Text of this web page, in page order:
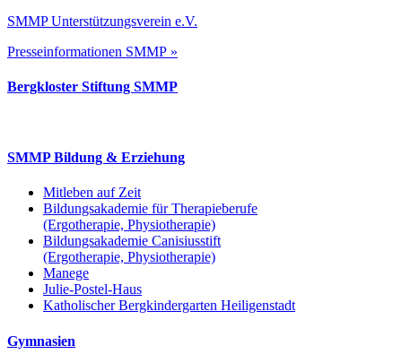
SMMP Unterstützungsverein e.V.
Presseinformationen SMMP »
Bergkloster Stiftung SMMP
SMMP Bildung & Erziehung
Mitleben auf Zeit
Bildungsakademie für Therapieberufe
(Ergotherapie, Physiotherapie)
Bildungsakademie Canisiusstift
(Ergotherapie, Physiotherapie)
Manege
Julie-Postel-Haus
Katholischer Bergkindergarten Heiligenstadt
Gymnasien